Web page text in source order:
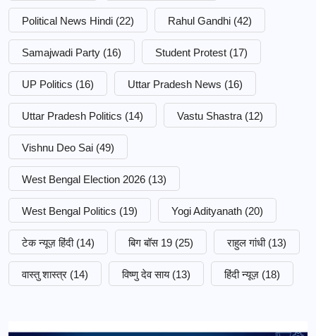
Political News Hindi (22) Rahul Gandhi (42)
Samajwadi Party (16) Student Protest (17)
UP Politics (16) Uttar Pradesh News (16)
Uttar Pradesh Politics (14) Vastu Shastra (12)
Vishnu Deo Sai (49)
West Bengal Election 2026 (13)
West Bengal Politics (19) Yogi Adityanath (20)
टेक न्यूज़ हिंदी (14) बिग बॉस 19 (25) राहुल गांधी (13)
वास्तु शास्त्र (14) विष्णु देव साय (13) हिंदी न्यूज़ (18)